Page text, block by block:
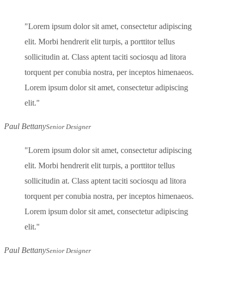
Lorem ipsum dolor sit amet, consectetur adipiscing
elit. Morbi hendrerit elit turpis, a porttitor tellus
sollicitudin at. Class aptent taciti sociosqu ad litora
torquent per conubia nostra, per inceptos himenaeos.
Lorem ipsum dolor sit amet, consectetur adipiscing
elit.
Paul BettanySenior Designer
Lorem ipsum dolor sit amet, consectetur adipiscing
elit. Morbi hendrerit elit turpis, a porttitor tellus
sollicitudin at. Class aptent taciti sociosqu ad litora
torquent per conubia nostra, per inceptos himenaeos.
Lorem ipsum dolor sit amet, consectetur adipiscing
elit.
Paul BettanySenior Designer